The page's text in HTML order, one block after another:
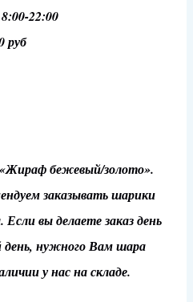
22:00
руб
бежевый/золото».
заказывать шарики
вы делаете заказ день
день, нужного Вам шара
у нас на складе.